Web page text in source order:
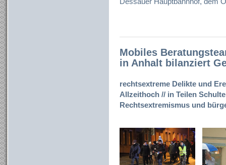
Mobiles
in Anhalt bilanziert
rechtsextreme Delikte und
Allzeithoch // in Teilen
Rechtsextremismus und